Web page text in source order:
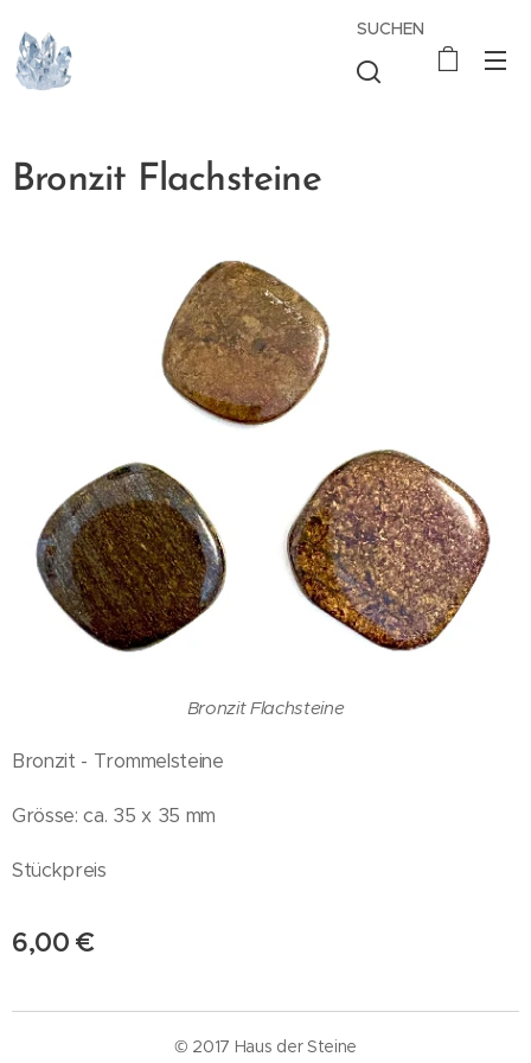
SUCHEN
Bronzit Flachsteine
Bronzit Flachsteine
Bronzit - Trommelsteine
Grösse: ca. 35 x 35 mm
Stückpreis
6,00 €
© 2017 Haus der Steine